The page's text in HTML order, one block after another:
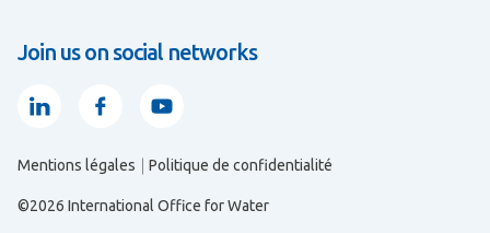
ALL ABOUT ABOUT US
ALL ABOUT EXPERTISES & SOLUTIONS
ALL ABOUT TOOLS & RESOURCES
Join us on social networks
LinkedinFacebookYoutube
Mentions légales Politique de confidentialité
©2026 International Office for Water